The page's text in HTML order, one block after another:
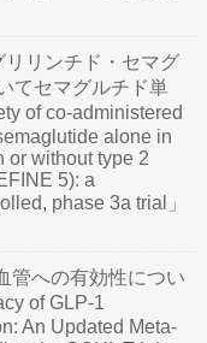
リンチド・セマグ
てセマグルチド単
of co-administered
alone in
or without type 2
5): a
phase 3a trial」
管への有効性につい
of GLP-1
An Updated Meta-